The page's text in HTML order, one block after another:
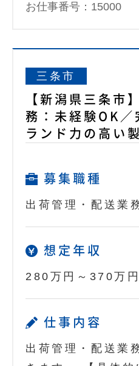
お仕事番号：15000
三条市
【新潟県三条市
務：未経験OK／
ランド力の高い
募集職種
出荷管理・配送業
想定年収
280万円～370万円
仕事内容
出荷管理・配送業